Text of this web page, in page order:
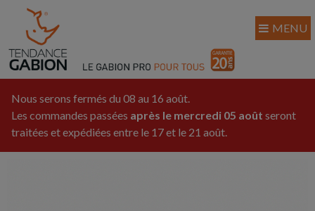
Nous serons fermés du 08 au 16 août.
Les commandes passées après le mercredi 05 août seront
traitées et expédiées entre le 17 et le 21 août.
MENU